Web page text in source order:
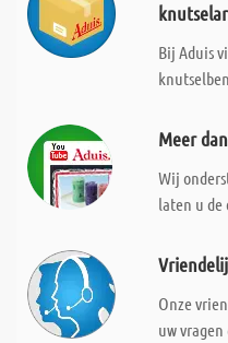
Bij Aduis
Meer
Wij
laten u de
Onze
uw